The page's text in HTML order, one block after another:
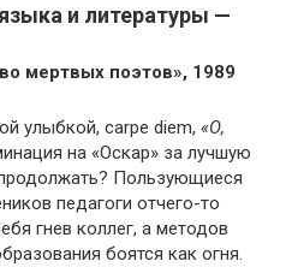
и литературы —
мертвых поэтов», 1989
улыбкой, carpe diem, «О,
на «Оскар» за лучшую
Пользующиеся
педагоги отчего-то
гнев коллег, а методов
боятся как огня.